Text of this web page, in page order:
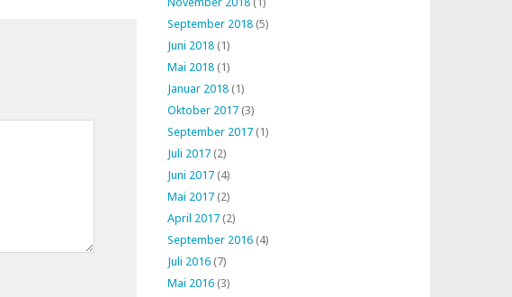
September 2018 (5)
Juni 2018 (1)
Mai 2018 (1)
Januar 2018 (1)
Oktober 2017 (3)
September 2017 (1)
Juli 2017 (2)
Juni 2017 (4)
Mai 2017 (2)
April 2017 (2)
September 2016 (4)
Juli 2016 (7)
Mai 2016 (3)